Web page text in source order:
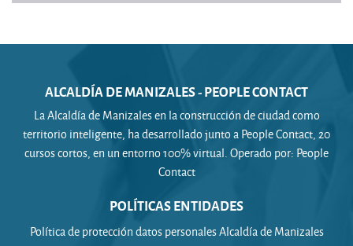
ALCALDÍA DE MANIZALES - PEOPLE CONTACT
La Alcaldía de Manizales en la construcción de ciudad como
territorio inteligente, ha desarrollado junto a People Contact, 20
cursos cortos, en un entorno 100% virtual. Operado por: People
Contact
POLÍTICAS ENTIDADES
Política de protección datos personales Alcaldía de Manizales